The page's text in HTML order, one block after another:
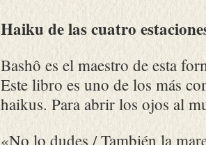
Haiku de las cuatro
Bashô es el maestro de esta
Este libro es uno de los más
haikus. Para abrir los ojos al
«No lo dudes / También la